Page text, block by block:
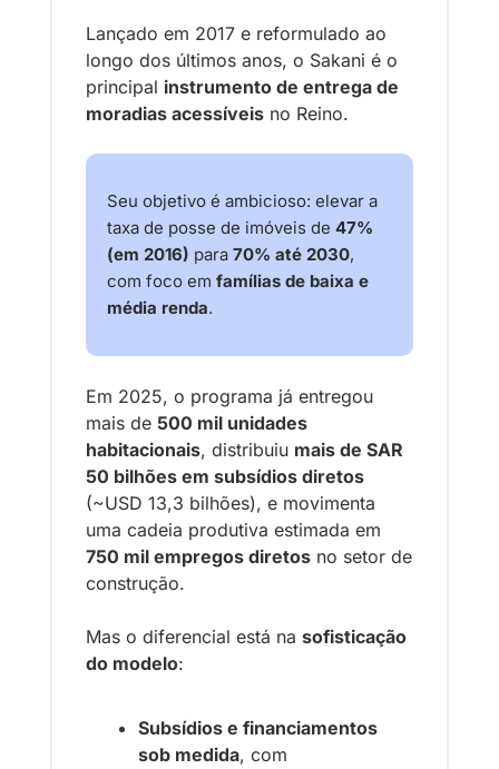
Lançado em 2017 e reformulado ao
longo dos últimos anos, o Sakani é o
principal instrumento de entrega de
moradias acessíveis no Reino.
Seu objetivo é ambicioso: elevar a
taxa de posse de imóveis de 47%
(em 2016) para 70% até 2030,
com foco em famílias de baixa e
média renda.
Em 2025, o programa já entregou
mais de 500 mil unidades
habitacionais, distribuiu mais de SAR
50 bilhões em subsídios diretos
(~USD 13,3 bilhões), e movimenta
750 mil empregos diretos no setor de
construção.
Mas o diferencial está na sofisticação
do modelo:
Subsídios e financiamentos
sob medida, com